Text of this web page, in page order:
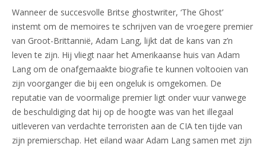
Wanneer de succesvolle Britse ghostwriter, ‘The Ghost’
instemt om de memoires te schrijven van de vroegere premier
van Groot-Brittannië, Adam Lang, lijkt dat de kans van z’n
leven te zijn. Hij vliegt naar het Amerikaanse huis van Adam
Lang om de onafgemaakte biografie te kunnen voltooien van
zijn voorganger die bij een ongeluk is omgekomen. De
reputatie van de voormalige premier ligt onder vuur vanwege
de beschuldiging dat hij op de hoogte was van het illegaal
uitleveren van verdachte terroristen aan de CIA ten tijde van
zijn premierschap. Het eiland waar Adam Lang samen met zijn